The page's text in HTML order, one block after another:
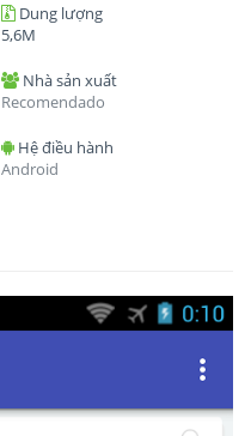
Dung lượng
5,6M
Nhà sản xuất
Recomendado
Hệ điều hành
Android